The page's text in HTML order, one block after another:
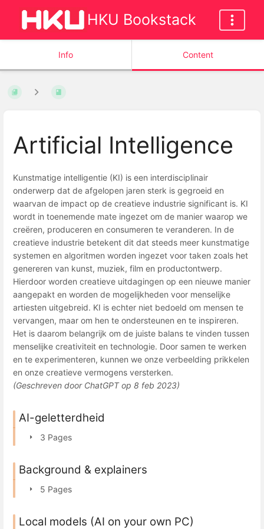
HKU Bookstack
Info Content
Artificial Intelligence
Kunstmatige intelligentie (KI) is een interdisciplinair
onderwerp dat de afgelopen jaren sterk is gegroeid en
waarvan de impact op de creatieve industrie significant is. KI
wordt in toenemende mate ingezet om de manier waarop we
creëren, produceren en consumeren te veranderen. In de
creatieve industrie betekent dit dat steeds meer kunstmatige
systemen en algoritmen worden ingezet voor taken zoals het
genereren van kunst, muziek, film en productontwerp.
Hierdoor worden creatieve uitdagingen op een nieuwe manier
aangepakt en worden de mogelijkheden voor menselijke
artiesten uitgebreid. KI is echter niet bedoeld om mensen te
vervangen, maar om hen te ondersteunen en te inspireren.
Het is daarom belangrijk om de juiste balans te vinden tussen
menselijke creativiteit en technologie. Door samen te werken
en te experimenteren, kunnen we onze verbeelding prikkelen
en onze creatieve vermogens versterken.
(Geschreven door ChatGPT op 8 feb 2023)
AI-geletterdheid
3 Pages
Background & explainers
5 Pages
Local models (AI on your own PC)